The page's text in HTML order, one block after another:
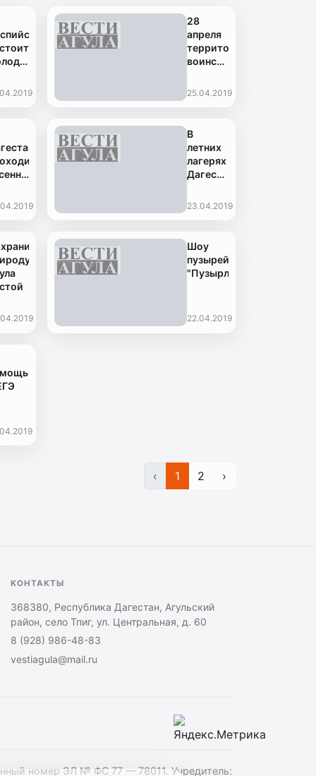
28
апреля
территории
воинских
будут
25.04.2019
В
летних
лагерях
Дагестана
более
детей
23.04.2019
Шоу
пузырей
"Пузырландия"
22.04.2019
‹ 1 2 ›
КОНТАКТЫ
368380, Республика Дагестан, Агульский
район, село Тпиг, ул. Центральная, д. 60
8 (928) 986-48-83
vestiagula@mail.ru
номер ЭЛ № ФС 77 — 78011. Учредитель: